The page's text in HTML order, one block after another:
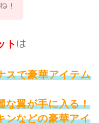
！
ト は
スで豪華アイテム
な翼が手に入る！
ンなどの豪華アイ